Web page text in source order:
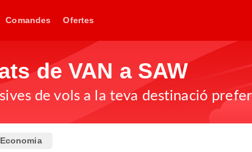
Comandes Ofertes
de VAN a SAW
de vols a la teva destinació
Economia